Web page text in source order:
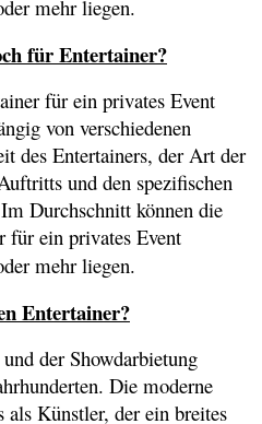
mehr liegen.
für Entertainer?
für ein privates Event
von verschiedenen
des Entertainers, der Art der
und den spezifischen
Durchschnitt können die
für ein privates Event
mehr liegen.
Entertainer?
der Showdarbietung
Die moderne
als Künstler, der ein breites